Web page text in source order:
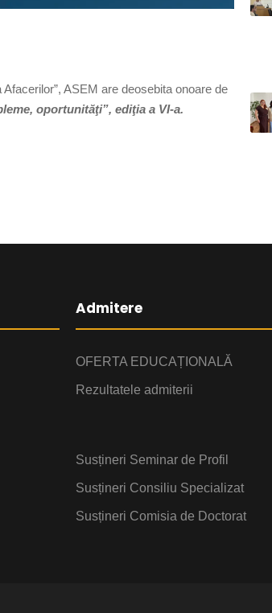
ASEM are deosebita onoare de
oportunităţi”, ediţia a VI-a.
Admitere
OFERTA EDUCAȚIONALĂ
Rezultatele admiterii
Susțineri Seminar de Profil
Susțineri Consiliu Specializat
Susțineri Comisia de Doctorat